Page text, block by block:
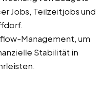
Jobs, Teilzeitjobs und
Management, um
Stabilität in